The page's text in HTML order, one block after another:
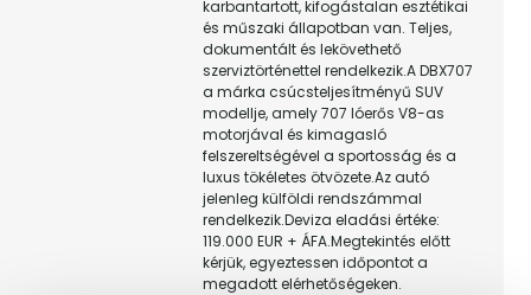
karbantartott, kifogástalan esztétikai
és műszaki állapotban van. Teljes,
dokumentált és lekövethető
szerviztörténettel rendelkezik.A DBX707
a márka csúcsteljesítményű SUV
modellje, amely 707 lóerős V8-as
motorjával és kimagasló
felszereltségével a sportosság és a
luxus tökéletes ötvözete.Az autó
jelenleg külföldi rendszámmal
rendelkezik.Deviza eladási értéke:
119.000 EUR + ÁFA.Megtekintés előtt
kérjük, egyeztessen időpontot a
megadott elérhetőségeken.